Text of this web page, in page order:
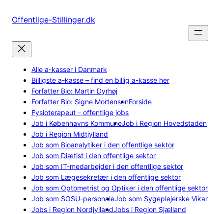
Offentlige-Stillinger.dk
Alle a-kasser i Danmark
Billigste a-kasse – find en billig a-kasse her
Forfatter Bio: Martin Dyrhøj
Forfatter Bio: Signe MortensenForside
Fysioterapeut – offentlige jobs
Job i Københavns KommuneJob i Region Hovedstaden
Job i Region Midtjylland
Job som Bioanalytiker i den offentlige sektor
Job som Diætist i den offentlige sektor
Job som IT-medarbejder i den offentlige sektor
Job som Lægesekretær i den offentlige sektor
Job som Optometrist og Optiker i den offentlige sektor
Job som SOSU-personaleJob som Sygeplejerske Vikar
Jobs i Region NordjyllandJobs i Region Sjælland